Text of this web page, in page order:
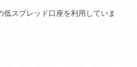
低スプレッド口座を利用していま